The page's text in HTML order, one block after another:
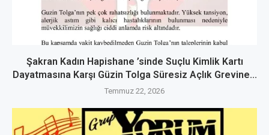
Şakran Kadın Hapishane ’sinde Suçlu Kimlik Kartı
Dayatmasına Karşı Güzin Tolga Süresiz Açlık Grevine...
Temmuz 22, 2026